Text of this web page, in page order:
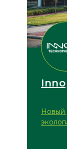
Inno
Новый